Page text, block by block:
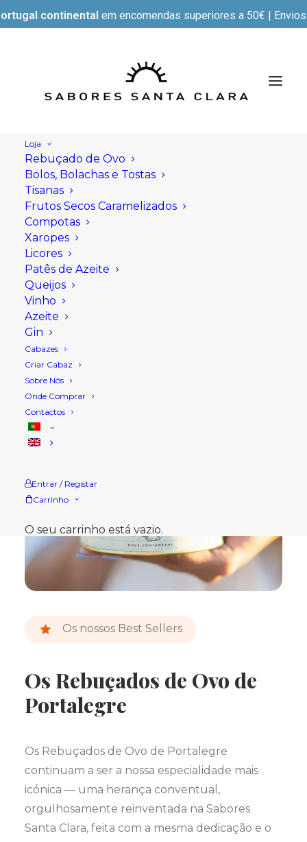
continental em encomendas superiores a 50€ |
Loja
Rebuçado de Ovo
Bolos, Bolachas e Tostas
Tisanas
Frutos Secos Caramelizados
Compotas
Xaropes
Licores
Patês de Azeite
Queijos
Vinho
Azeite
Gin
Cabazes
Criar Cabaz
Sobre Nós
Onde Comprar
Contactos
Entrar / Registar
Carrinho
O seu carrinho está vazio.
Os nossos Best Sellers
Os Rebuçados de Ovo de
Portalegre
Os Rebuçados de Ovo de Portalegre
continuam a ser a nossa especialidade mais
icónica — uma herança conventual,
orgulhosamente reinventada na Sabores
Santa Clara, feita com a mesma dedicação e o